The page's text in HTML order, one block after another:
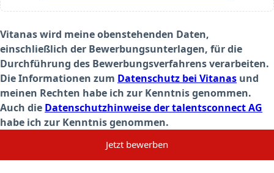
Vitanas wird meine obenstehenden Daten,
einschließlich der Bewerbungsunterlagen, für die
Durchführung des Bewerbungsverfahrens verarbeiten.
Die Informationen zum Datenschutz bei Vitanas und
meinen Rechten habe ich zur Kenntnis genommen.
Auch die Datenschutzhinweise der talentsconnect AG
habe ich zur Kenntnis genommen.
Jetzt bewerben